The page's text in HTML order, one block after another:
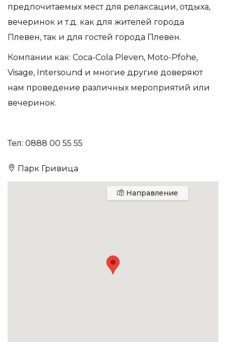
предпочитаемых мест для релаксации, отдыха,
вечеринок и т.д. как для жителей города
Плевен, так и для гостей города Плевен.
Компании как: Coca-Cola Pleven, Moto-Pfohe,
Visage, Intersound и многие другие доверяют
нам проведение различных мероприятий или
вечеринок.
Тел: 0888 00 55 55
Парк Гривица
Направление